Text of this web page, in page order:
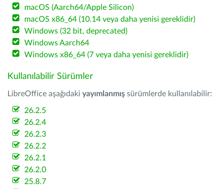
macOS (Aarch64/Apple Silicon)
macOS x86_64 (10.14 veya daha yenisi gereklidir)
Windows (32 bit, deprecated)
Windows Aarch64
Windows x86_64 (7 veya daha yenisi gereklidir)
Kullanılabilir Sürümler
LibreOffice aşağıdaki yayımlanmış sürümlerde kullanılabilir:
26.2.5
26.2.4
26.2.3
26.2.2
26.2.1
26.2.0
25.8.7